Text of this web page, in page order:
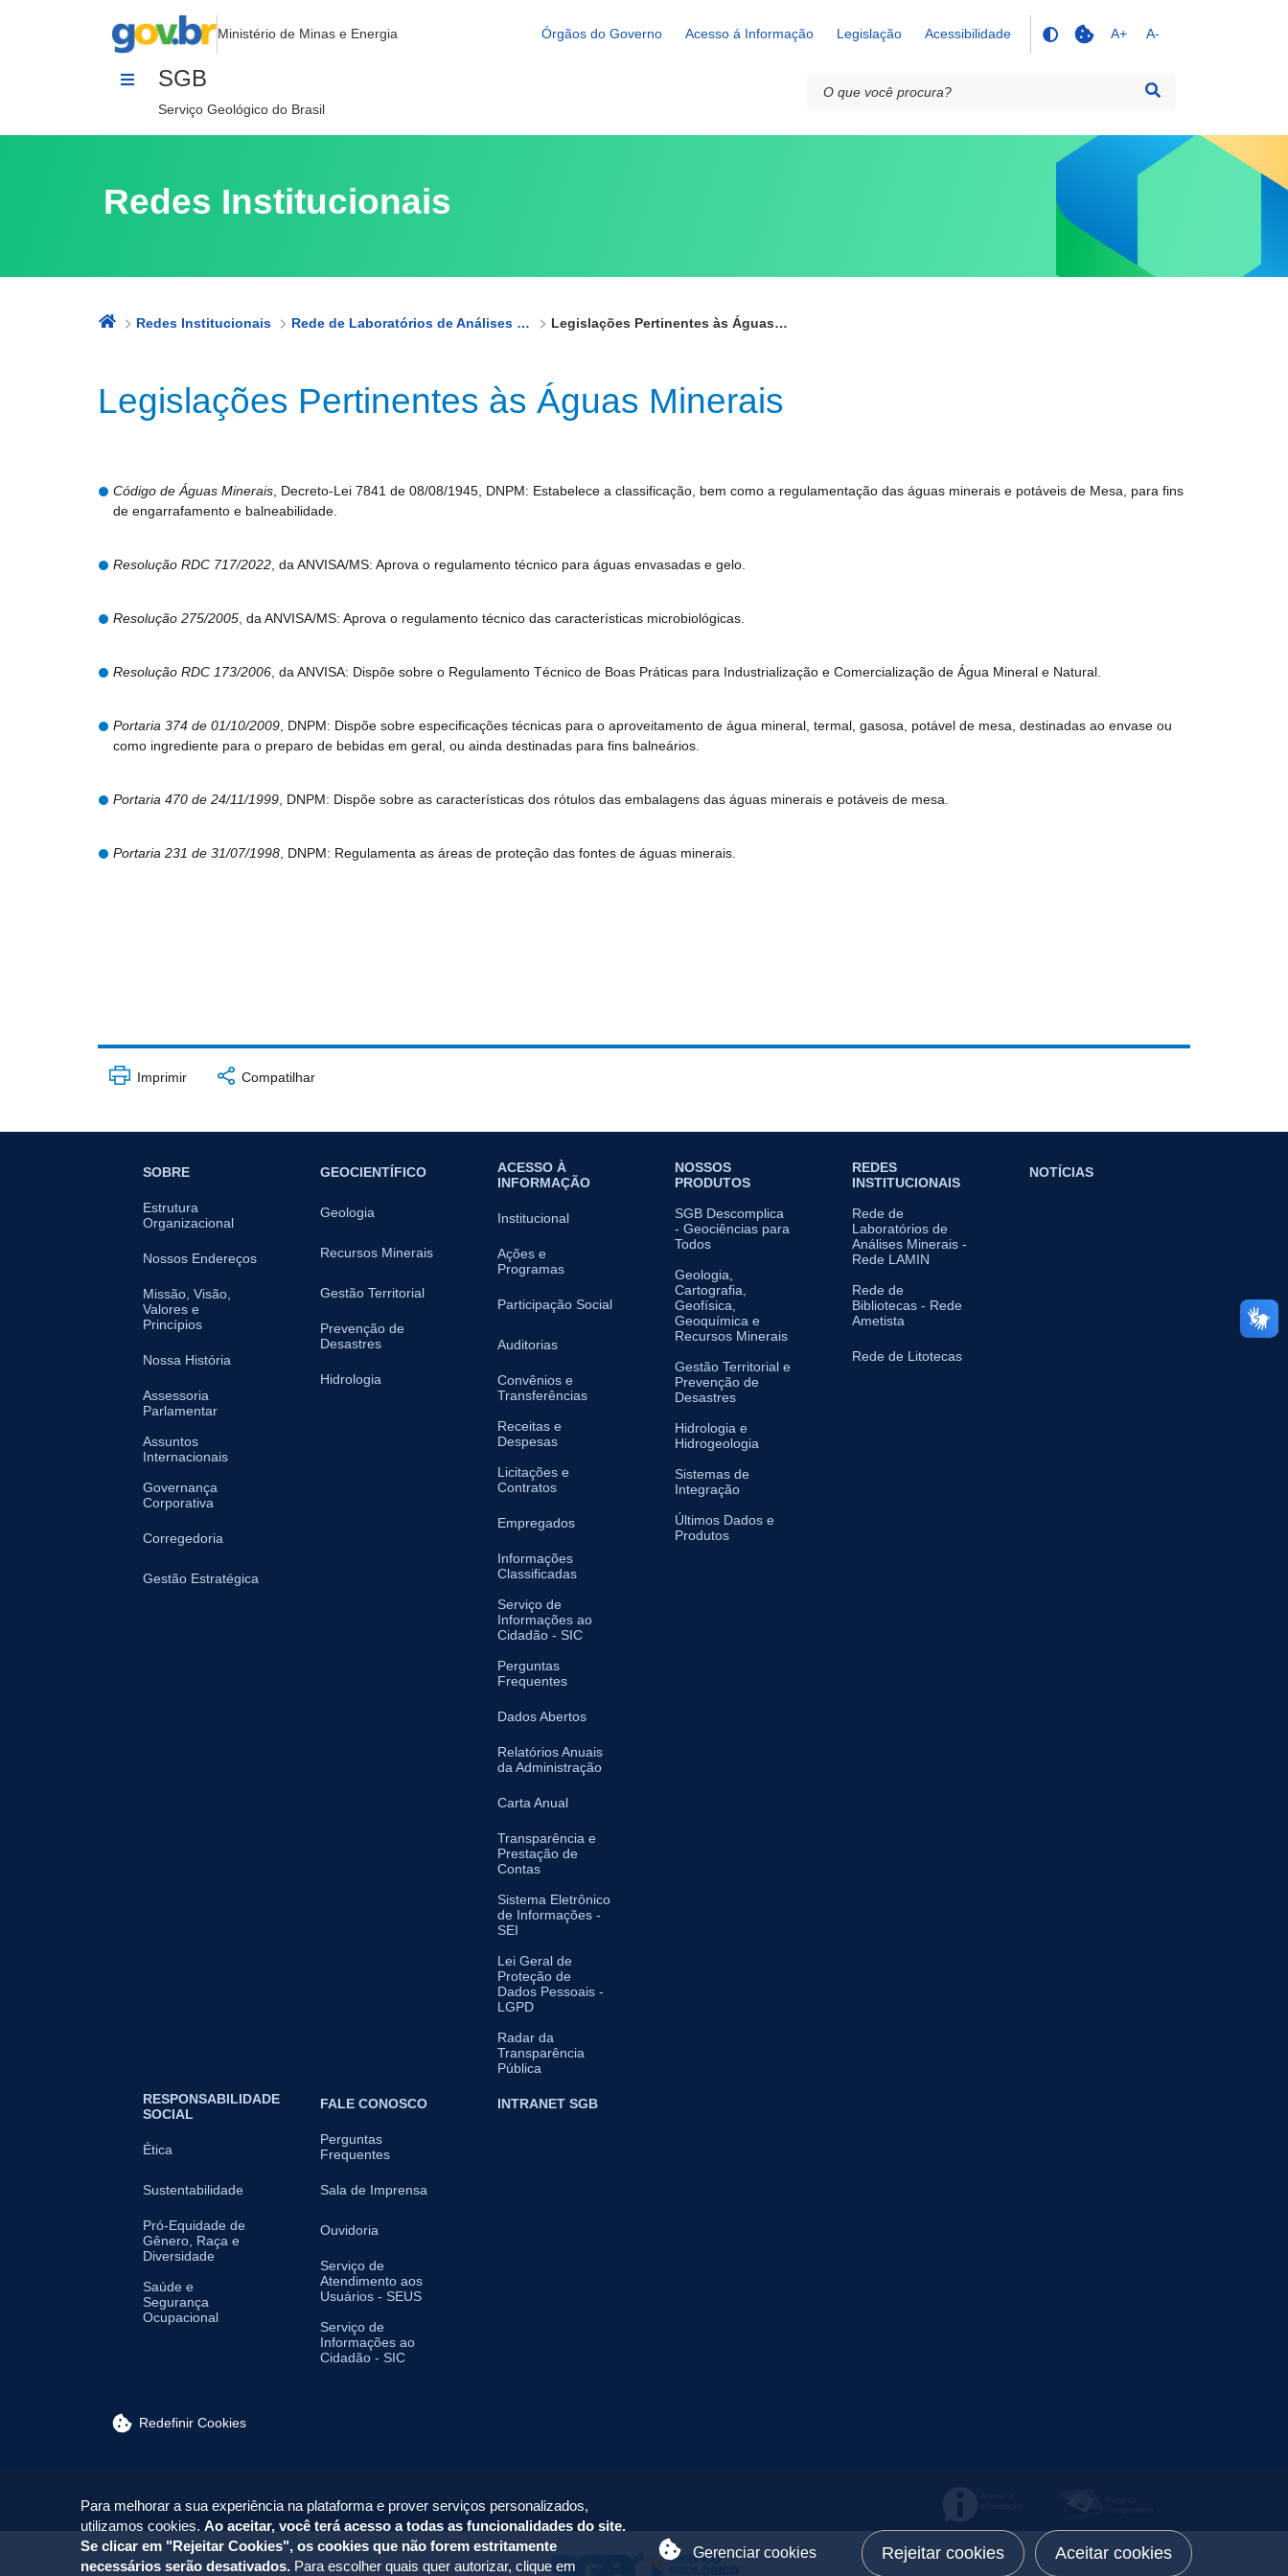
Legislações Pertinentes às Águas Minerais
Ministério de Minas e Energia Órgãos do Governo Acesso á Informação Legislação Acessibilidade A+ A-
SGB
Serviço Geológico do Brasil
Redes Institucionais
Redes Institucionais Rede de Laboratórios de Análises Minerais - Rede LAMIN Legislações Pertinentes às Águas Minerais
Legislações Pertinentes às Águas Minerais
Código de Águas Minerais , Decreto-Lei 7841 de 08/08/1945, DNPM: Estabelece a classificação, bem como a regulamentação das águas minerais e potáveis de Mesa, para fins
de engarrafamento e balneabilidade.
Resolução RDC 717/2022 , da ANVISA/MS: Aprova o regulamento técnico para águas envasadas e gelo.
Resolução 275/2005 , da ANVISA/MS: Aprova o regulamento técnico das características microbiológicas.
Resolução RDC 173/2006 , da ANVISA: Dispõe sobre o Regulamento Técnico de Boas Práticas para Industrialização e Comercialização de Água Mineral e Natural.
Portaria 374 de 01/10/2009 , DNPM: Dispõe sobre especificações técnicas para o aproveitamento de água mineral, termal, gasosa, potável de mesa, destinadas ao envase ou
como ingrediente para o preparo de bebidas em geral, ou ainda destinadas para fins balneários.
Portaria 470 de 24/11/1999 , DNPM: Dispõe sobre as características dos rótulos das embalagens das águas minerais e potáveis de mesa.
Portaria 231 de 31/07/1998 , DNPM: Regulamenta as áreas de proteção das fontes de águas minerais.
Imprimir Compatilhar
SOBRE
Estrutura
Organizacional
Nossos Endereços
Missão, Visão,
Valores e
Princípios
Nossa História
Assessoria
Parlamentar
Assuntos
Internacionais
Governança
Corporativa
Corregedoria
Gestão Estratégica
GEOCIENTÍFICO
Geologia
Recursos Minerais
Gestão Territorial
Prevenção de
Desastres
Hidrologia
ACESSO À
INFORMAÇÃO
Institucional
Ações e
Programas
Participação Social
Auditorias
Convênios e
Transferências
Receitas e
Despesas
Licitações e
Contratos
Empregados
Informações
Classificadas
Serviço de
Informações ao
Cidadão - SIC
Perguntas
Frequentes
Dados Abertos
Relatórios Anuais
da Administração
Carta Anual
Transparência e
Prestação de
Contas
Sistema Eletrônico
de Informações -
SEI
Lei Geral de
Proteção de
Dados Pessoais -
LGPD
Radar da
Transparência
Pública
NOSSOS
PRODUTOS
SGB Descomplica
- Geociências para
Todos
Geologia,
Cartografia,
Geofísica,
Geoquímica e
Recursos Minerais
Gestão Territorial e
Prevenção de
Desastres
Hidrologia e
Hidrogeologia
Sistemas de
Integração
Últimos Dados e
Produtos
REDES
INSTITUCIONAIS
Rede de
Laboratórios de
Análises Minerais -
Rede LAMIN
Rede de
Bibliotecas - Rede
Ametista
Rede de Litotecas
NOTÍCIAS
RESPONSABILIDADE
SOCIAL
Ética
Sustentabilidade
Pró-Equidade de
Gênero, Raça e
Diversidade
Saúde e
Segurança
Ocupacional
FALE CONOSCO
Perguntas
Frequentes
Sala de Imprensa
Ouvidoria
Serviço de
Atendimento aos
Usuários - SEUS
Serviço de
Informações ao
Cidadão - SIC
INTRANET SGB
Redefinir Cookies
Para melhorar a sua experiência na plataforma e prover serviços personalizados,
utilizamos cookies. Ao aceitar, você terá acesso a todas as funcionalidades do site.
Se clicar em "Rejeitar Cookies", os cookies que não forem estritamente
necessários serão desativados. Para escolher quais quer autorizar, clique em
Gerenciar cookies Rejeitar cookies Aceitar cookies